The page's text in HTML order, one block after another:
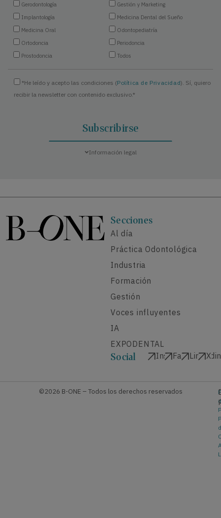
Gerodontología
Gestión y Marketing
Implantología
Medicina Dental del Sueño
Medicina Oral
Odontopediatría
Ortodoncia
Periodoncia
Prostodoncia
Todos
*He leído y acepto las condiciones (Política de Privacidad). Sí, quiero
recibir la newsletter con contenido exclusivo.*
Información legal
Secciones
Al día
Práctica Odontológica
Industria
Formación
Gestión
Voces influyentes
IA
EXPODENTAL
Social Instagram
Facebook
X
©2026 B-ONE – Todos los derechos reservados